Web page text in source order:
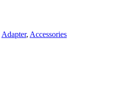
Adapter, Accessories